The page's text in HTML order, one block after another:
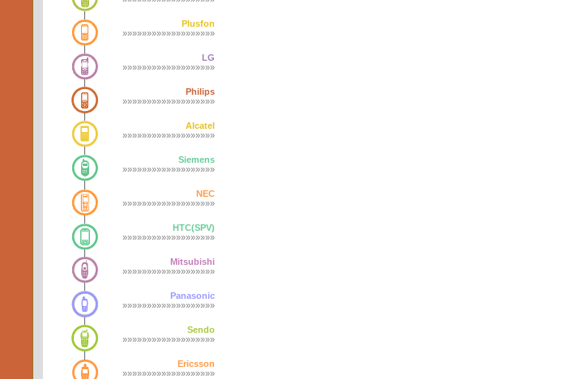
Plusfon
»»»»»»»»»»»»»»»»»»»
LG
»»»»»»»»»»»»»»»»»»»
Philips
»»»»»»»»»»»»»»»»»»»
Alcatel
»»»»»»»»»»»»»»»»»»»
Siemens
»»»»»»»»»»»»»»»»»»»
NEC
»»»»»»»»»»»»»»»»»»»
HTC(SPV)
»»»»»»»»»»»»»»»»»»»
Mitsubishi
»»»»»»»»»»»»»»»»»»»
Panasonic
»»»»»»»»»»»»»»»»»»»
Sendo
»»»»»»»»»»»»»»»»»»»
Ericsson
»»»»»»»»»»»»»»»»»»»